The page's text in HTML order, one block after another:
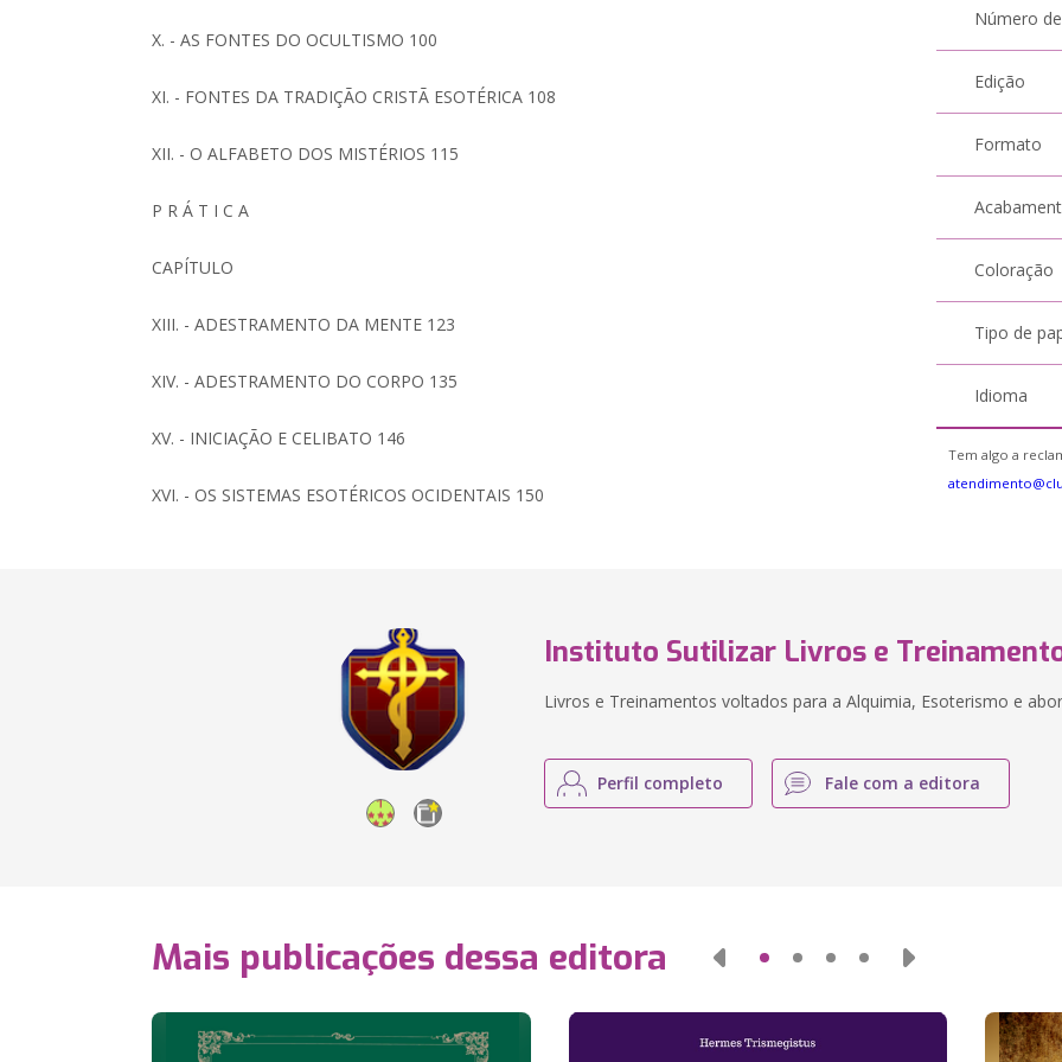
X. - AS FONTES DO OCULTISMO 100
XI. - FONTES DA TRADIÇÃO CRISTÃ ESOTÉRICA 108
XII. - O ALFABETO DOS MISTÉRIOS 115
P R Á T I C A
CAPÍTULO
XIII. - ADESTRAMENTO DA MENTE 123
XIV. - ADESTRAMENTO DO CORPO 135
XV. - INICIAÇÃO E CELIBATO 146
XVI. - OS SISTEMAS ESOTÉRICOS OCIDENTAIS 150
Número
Edição
Formato
Coloração
Tipo de
Idioma
Tem algo a
Instituto Sutilizar Livros e
Livros e Treinamentos voltados para a Alquimia, Esoterismo e
Perfil completo Fale com a editora
Mais publicações dessa editora